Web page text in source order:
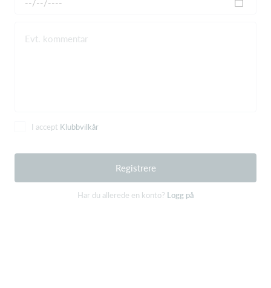
Evt. kommentar
I accept Klubbvilkår
Registrere
Har du allerede en konto? Logg på